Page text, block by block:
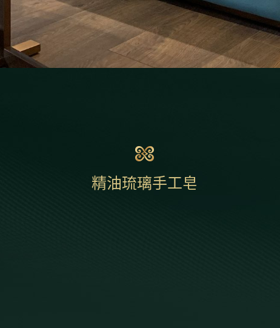
精油琉璃手工皂